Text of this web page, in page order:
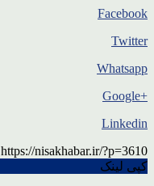
Facebook
Twitter
Whatsapp
+Google
Linkedin
https://nisakhabar.ir/?p=3610
کپی لینک